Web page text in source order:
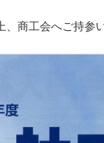
商工会へご持参